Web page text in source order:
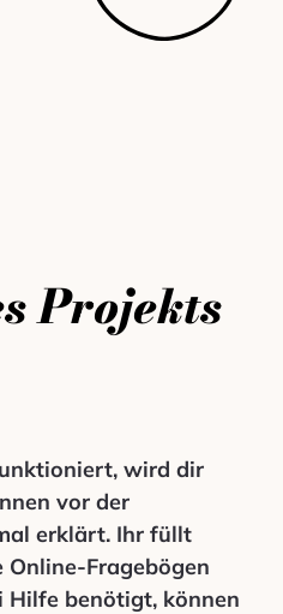
Projekts
wird dir
vor der
erklärt. Ihr füllt
Online-Fragebögen
Hilfe benötigt, können